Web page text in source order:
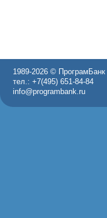
1989-2026 © ПрограмБанк
тел.: +7(495) 651-84-84
info@programbank.ru